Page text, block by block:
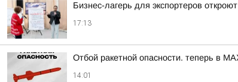
Бизнес-лагерь для экспортеров
17:13
Отбой ракетной опасности. теперь в
14:01